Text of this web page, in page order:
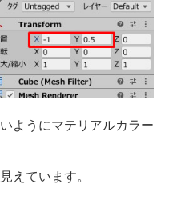
ようにマテリアルカラー
えています。